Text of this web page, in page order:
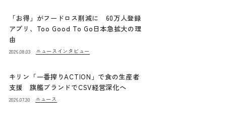
「お得」がフードロス削減に 60万人登録
アプリ、Too Good To Go日本急拡大の理
由
2026.08.03 ニュース インタビュー
キリン「一番搾りACTION」で食の生産者
支援 旗艦ブランドでCSV経営深化へ
2026.07.30 ニュース